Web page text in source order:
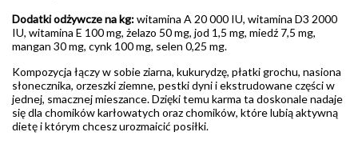
Dodatki odżywcze na kg:witamina A 20 000 IU, witamina D3 2000
IU, witamina E 100 mg, żelazo 50 mg, jod 1,5 mg, miedź 7,5 mg,
mangan 30 mg, cynk 100 mg, selen 0,25 mg.
Kompozycja łączy w sobie ziarna, kukurydzę, płatki grochu, nasiona
słonecznika, orzeszki ziemne, pestki dyni i ekstrudowane części w
jednej, smacznej mieszance. Dzięki temu karma ta doskonale nadaje
się dla chomików karłowatych oraz chomików, które lubią aktywną
dietę i którym chcesz urozmaicić posiłki.